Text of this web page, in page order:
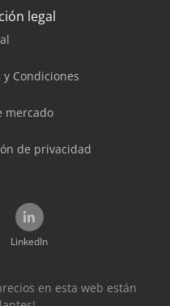
legal
Condiciones
mercado
de privacidad
LinkedIn
en esta web están